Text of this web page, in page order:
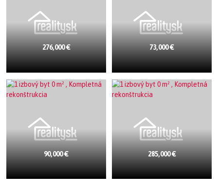
276,000 € 73,000 €
90,000 € 285,000 €